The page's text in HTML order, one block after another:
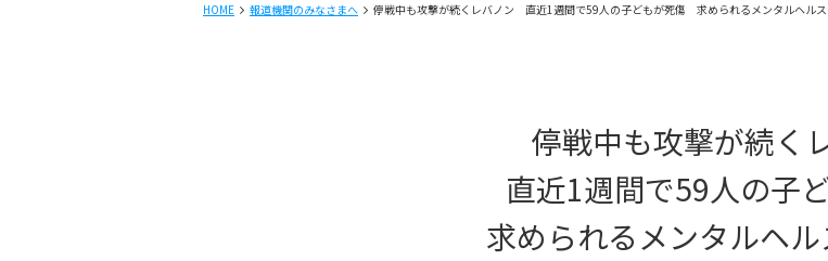
HOME 報道機関のみなさまへ 停戦中も攻撃が続くレバノン 直近1週間で59人の子どもが死傷 求められるメンタルヘル
停戦中も攻撃が続く
直近1週間で59人の子
求められるメンタルヘ